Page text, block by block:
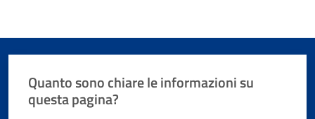
Quanto sono chiare le informazioni su
questa pagina?